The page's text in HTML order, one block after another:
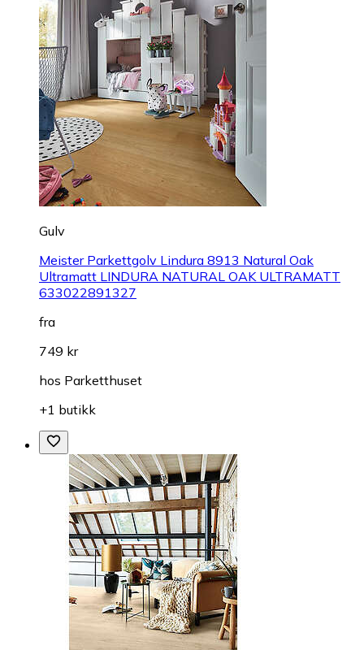
Gulv
Meister Parkettgolv Lindura 8913 Natural Oak
Ultramatt LINDURA NATURAL OAK ULTRAMATT
633022891327
fra
749 kr
hos Parketthuset
+1 butikk